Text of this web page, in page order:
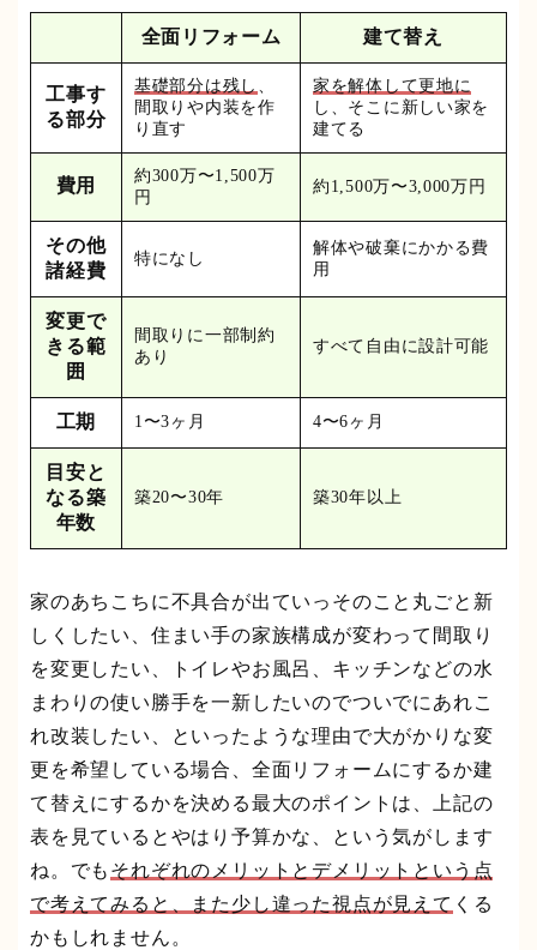
全面リフォーム 建て替え
工事す
る部分
基礎部分は残し 、
間取りや内装を作
り直す
家を解体して更地に
し、そこに新しい家を
建てる
費用
約300万〜1,500万
円
約1,500万〜3,000万円
その他
諸経費
特になし
解体や破棄にかかる費
用
変更で
きる範
囲
間取りに一部制約
あり
すべて自由に設計可能
工期 1〜3ヶ月 4〜6ヶ月
目安と
なる築
年数
築20〜30年 築30年以上
家のあちこちに不具合が出ていっそのこと丸ごと新
しくしたい、住まい手の家族構成が変わって間取り
を変更したい、トイレやお風呂、キッチンなどの水
まわりの使い勝手を一新したいのでついでにあれこ
れ改装したい、といったような理由で大がかりな変
更を希望している場合、全面リフォームにするか建
て替えにするかを決める最大のポイントは、上記の
表を見ているとやはり予算かな、という気がします
ね。でも それぞれのメリットとデメリットという点
で考えてみると、また少し違った視点が見えて くる
かもしれません。